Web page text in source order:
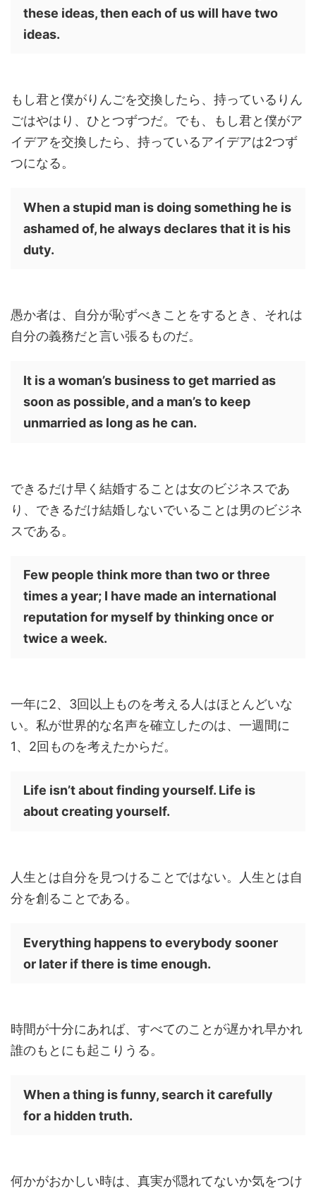
these ideas, then each of us will have two
ideas.
もし君と僕がりんごを交換したら、持っているりん
ごはやはり、ひとつずつだ。でも、もし君と僕がア
イデアを交換したら、持っているアイデアは2つず
つになる。
When a stupid man is doing something he is
ashamed of, he always declares that it is his
duty.
愚か者は、自分が恥ずべきことをするとき、それは
自分の義務だと言い張るものだ。
It is a woman’s business to get married as
soon as possible, and a man’s to keep
unmarried as long as he can.
できるだけ早く結婚することは女のビジネスであ
り、できるだけ結婚しないでいることは男のビジネ
スである。
Few people think more than two or three
times a year; I have made an international
reputation for myself by thinking once or
twice a week.
一年に2、3回以上ものを考える人はほとんどいな
い。私が世界的な名声を確立したのは、一週間に
1、2回ものを考えたからだ。
Life isn’t about finding yourself. Life is
about creating yourself.
人生とは自分を見つけることではない。人生とは自
分を創ることである。
Everything happens to everybody sooner
or later if there is time enough.
時間が十分にあれば、すべてのことが遅かれ早かれ
誰のもとにも起こりうる。
When a thing is funny, search it carefully
for a hidden truth.
何かがおかしい時は、真実が隠れてないか気をつけ